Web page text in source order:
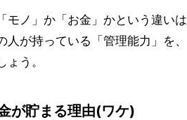
モノ」か「お金」かという違い
人が持っている「管理能力」を
う。
が貯まる理由(ワケ)